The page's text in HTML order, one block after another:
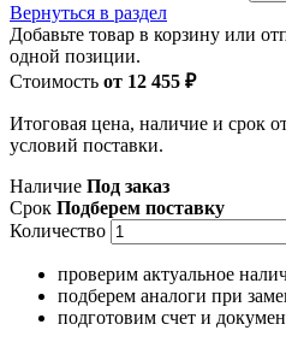
Вернуться в раздел
Добавьте товар в корзину или
одной позиции.
Стоимость от 12 455 ₽
Итоговая цена, наличие и срок
условий поставки.
Наличие Под заказ
Срок Подберем поставку
Количество
проверим актуальное
подберем аналоги при
подготовим счет и